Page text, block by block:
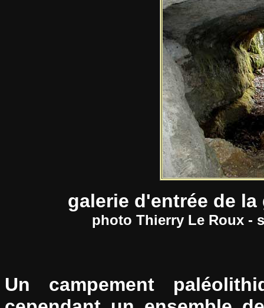
galerie d'entrée de
photo Thierry Le Roux -
Un campement